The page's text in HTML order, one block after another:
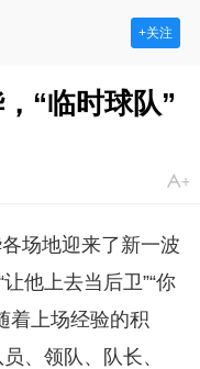
+关注
“临时球队”
场地迎来了新一波
他上去当后卫”“你
上场经验的积
、领队、队长、